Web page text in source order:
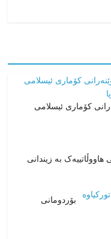
کۆماری ئیسلامی
هاووڵاتییەک بە زیندانی
بۆردومانی